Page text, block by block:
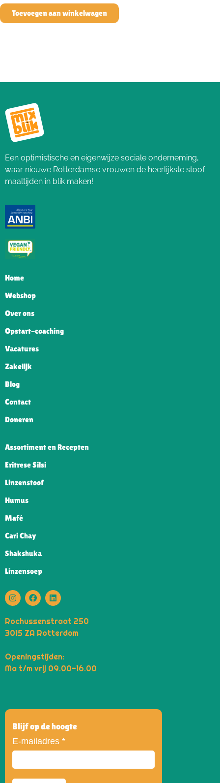
Toevoegen aan winkelwagen
Een optimistische en eigenwijze sociale onderneming,
waar nieuwe Rotterdamse vrouwen de heerlijkste stoof
maaltijden in blik maken!
Home
Webshop
Over ons
Opstart-coaching
Vacatures
Zakelijk
Blog
Contact
Doneren
Assortiment en Recepten
Eritrese Silsi
Linzenstoof
Humus
Mafé
Cari Chay
Shakshuka
Linzensoep
Rochussenstraat 250
3015 ZA Rotterdam
Openingstijden:
Ma t/m vrij 09.00-16.00
Blijf op de hoogte
E-mailadres *